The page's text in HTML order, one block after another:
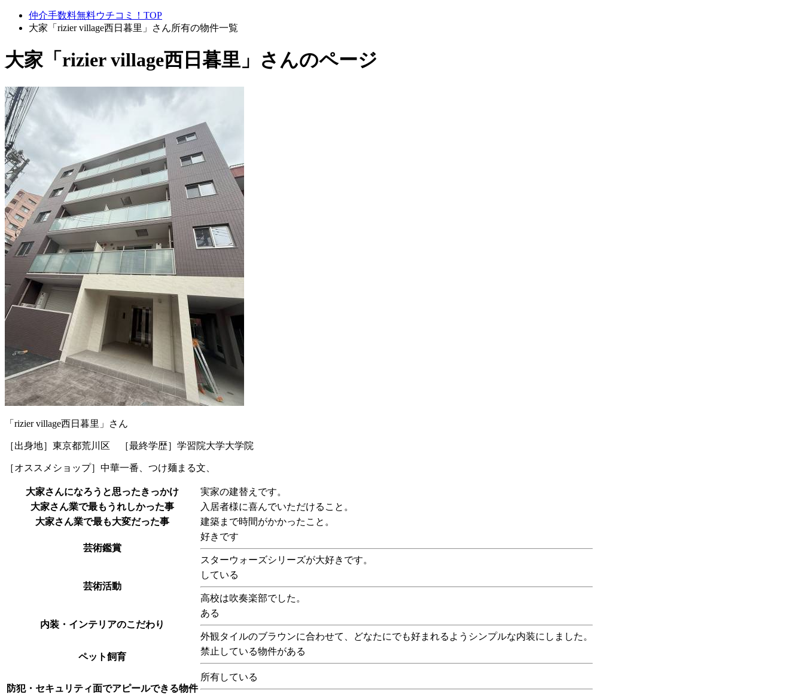
仲介手数料無料ウチコミ！TOP
大家「rizier village西日暮里」さん所有の物件一覧
大家「rizier village西日暮里」さんのページ
「rizier village西日暮里」さん
［出身地］東京都荒川区 ［最終学歴］学習院大学大学院
［オススメショップ］中華一番、つけ麺まる文、
大家さんになろうと思ったきっかけ
実家の建替えです。
大家さん業で最もうれしかった事
入居者様に喜んでいただけること。
大家さん業で最も大変だった事
建築まで時間がかかったこと。
芸術鑑賞
好きです
スターウォーズシリーズが大好きです。
芸術活動
している
高校は吹奏楽部でした。
内装・インテリアのこだわり
ある
外観タイルのブラウンに合わせて、どなたにでも好まれるようシンプルな内装にしました。
ペット飼育
禁止している物件がある
防犯・セキュリティ面でアピールできる物件
所有している